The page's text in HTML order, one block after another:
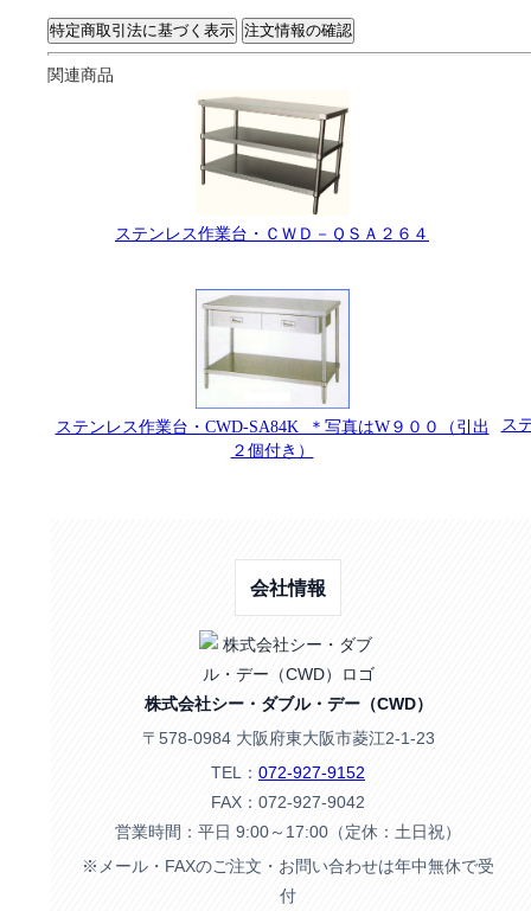
関連商品
ステンレス作業台・ＣＷＤ－ＱＳＡ２６４
ステンレス作業台・CWD-SA84K ＊写真はW９００（引出
２個付き）
ス
会社情報
株式会社シー・ダブル・デー（CWD）
〒578-0984 大阪府東大阪市菱江2-1-23
TEL： 072-927-9152
FAX：072-927-9042
営業時間：平日 9:00～17:00（定休：土日祝）
※メール・FAXのご注文・お問い合わせは年中無休で受
付